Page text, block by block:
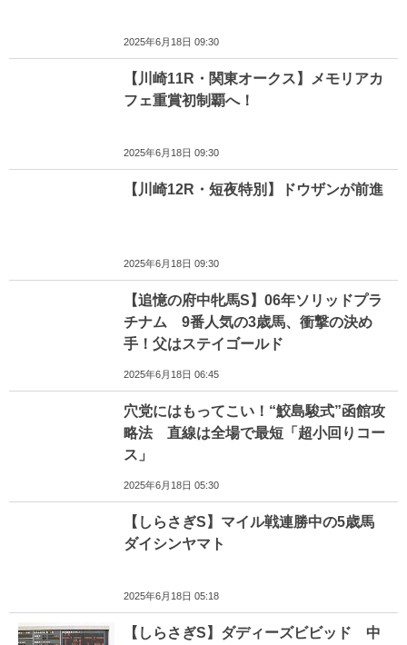
2025年6月18日 09:30
【川崎11R・関東オークス】メモリアカ
フェ重賞初制覇へ！
2025年6月18日 09:30
【川崎12R・短夜特別】ドウザンが前進
2025年6月18日 09:30
【追憶の府中牝馬S】06年ソリッドプラ
チナム 9番人気の3歳馬、衝撃の決め
手！父はステイゴールド
2025年6月18日 06:45
穴党にはもってこい！“鮫島駿式”函館攻
略法 直線は全場で最短「超小回りコー
ス」
2025年6月18日 05:30
【しらさぎS】マイル戦連勝中の5歳馬
ダイシンヤマト
2025年6月18日 05:18
【しらさぎS】ダディーズビビッド 中